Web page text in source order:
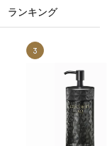
ランキング
3